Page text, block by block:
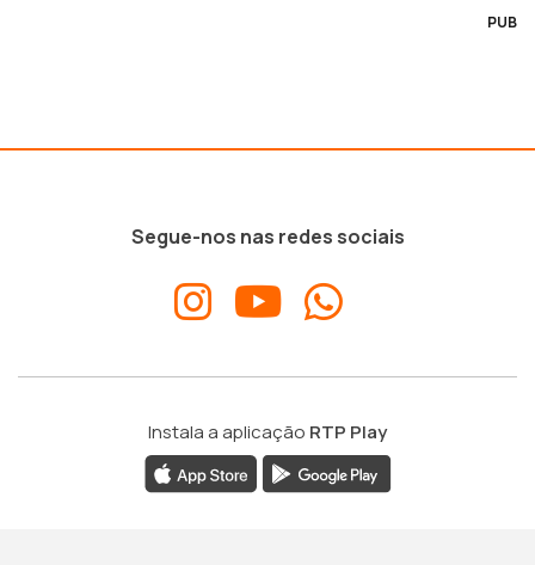
PUB
Segue-nos nas redes sociais
Instala a aplicação RTP Play